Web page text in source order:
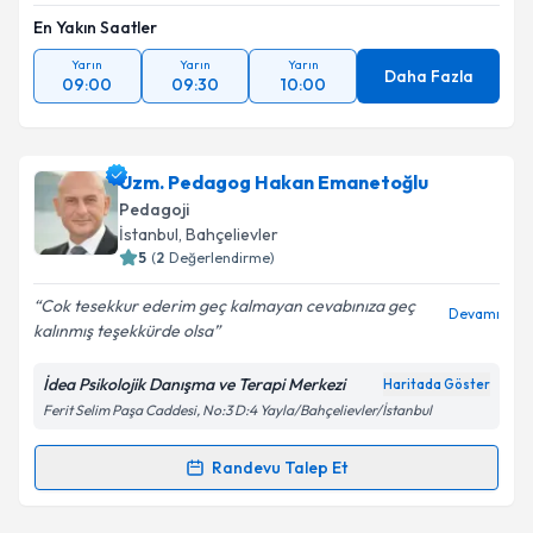
En Yakın Saatler
Yarın
09:00
Yarın
09:30
Yarın
10:00 Daha Fazla
Uzm. Pedagog Hakan Emanetoğlu
Pedagoji
İstanbul, Bahçelievler
5 (2 Değerlendirme)
Cok tesekkur ederim geç kalmayan cevabınıza geç
kalınmış teşekkürde olsa
Devamı
İdea Psikolojik Danışma ve Terapi Merkezi Haritada Göster
Ferit Selim Paşa Caddesi, No:3 D:4 Yayla/Bahçelievler/İstanbul
Randevu Talep Et
Randevu Takvimi Talebi